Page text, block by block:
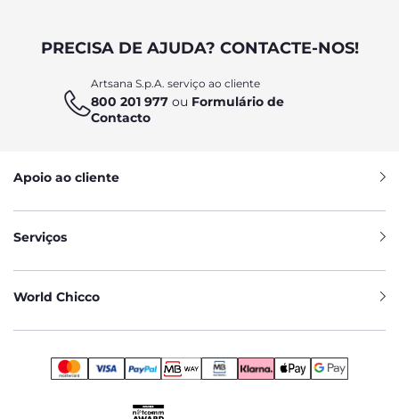
PRECISA DE AJUDA? CONTACTE-NOS!
Artsana S.p.A. serviço ao cliente
800 201 977 ou Formulário de
Contacto
Apoio ao cliente
Serviços
World Chicco